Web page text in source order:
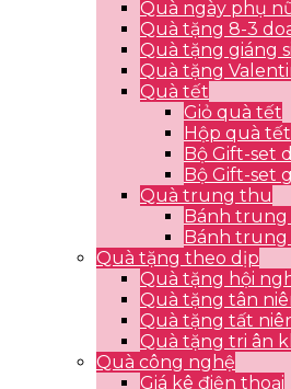
Quà ngày phụ
Quà tặng 8-3
Quà tặng giáng
Quà tặng
Quà tết
Giỏ quà tết
Hộp quà tết
Bộ Gift-set
Bộ Gift-set
Quà trung thu
Bánh
Bánh trung
Quà tặng theo dịp
Quà tặng hội
Quà tặng tân
Quà tặng tất
Quà tặng tri ân
Quà công nghệ
Giá kê điện thoại